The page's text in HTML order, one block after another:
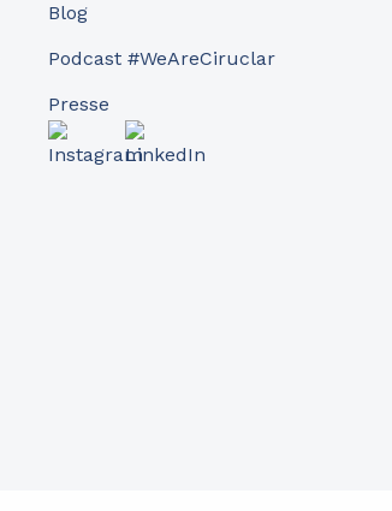
Blog
Podcast #WeAreCiruclar
Presse